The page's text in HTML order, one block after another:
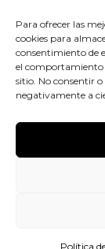
Para ofrecer las
cookies para
consentimiento de
el comportamiento
sitio. No consentir
negativamente a
Política
Política de
Política de
Política de
©